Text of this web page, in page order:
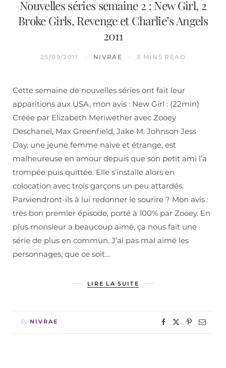
Nouvelles séries semaine 2 : New Girl, 2
Broke Girls, Revenge et Charlie’s Angels
2011
25/09/2011 NIVRAE 3 MINS READ
Cette semaine de nouvelles séries ont fait leur
apparitions aux USA, mon avis : New Girl : (22min)
Créée par Elizabeth Meriwether avec Zooey
Deschanel, Max Greenfield, Jake M. Johnson Jess
Day, une jeune femme naïve et étrange, est
malheureuse en amour depuis que son petit ami l’a
trompée puis quittée. Elle s’installe alors en
colocation avec trois garçons un peu attardés.
Parviendront-ils à lui redonner le sourire ? Mon avis :
très bon premier épisode, porté à 100% par Zooey. En
plus monsieur a beaucoup aimé, ça nous fait une
série de plus en commun. J’ai pas mal aimé les
personnages, que ce soit…
LIRE LA SUITE
By NIVRAE